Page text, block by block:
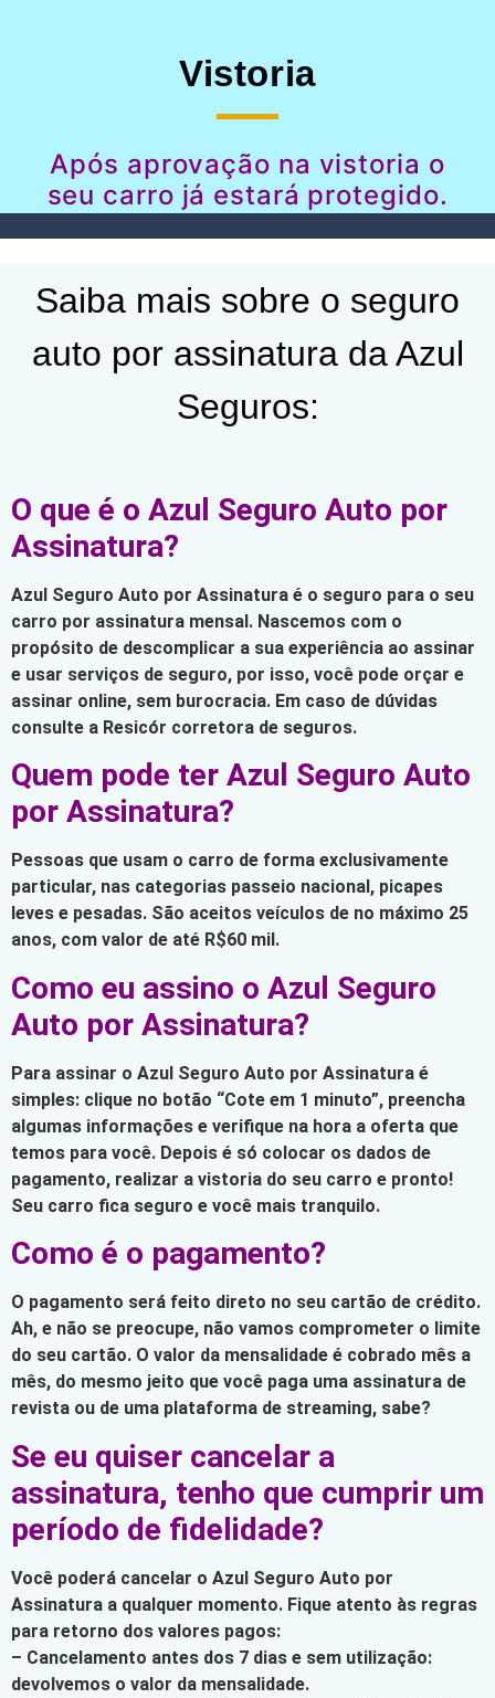
Vistoria
Após aprovação na vistoria o
seu carro já estará protegido.
Saiba mais sobre o seguro
auto por assinatura da Azul
Seguros:
O que é o Azul Seguro Auto por
Assinatura?
Azul Seguro Auto por Assinatura é o seguro para o seu
carro por assinatura mensal. Nascemos com o
propósito de descomplicar a sua experiência ao assinar
e usar serviços de seguro, por isso, você pode orçar e
assinar online, sem burocracia. Em caso de dúvidas
consulte a Resicór corretora de seguros.
Quem pode ter Azul Seguro Auto
por Assinatura?
Pessoas que usam o carro de forma exclusivamente
particular, nas categorias passeio nacional, picapes
leves e pesadas. São aceitos veículos de no máximo 25
anos, com valor de até R$60 mil.
Como eu assino o Azul Seguro
Auto por Assinatura?
Para assinar o Azul Seguro Auto por Assinatura é
simples: clique no botão “Cote em 1 minuto”, preencha
algumas informações e verifique na hora a oferta que
temos para você. Depois é só colocar os dados de
pagamento, realizar a vistoria do seu carro e pronto!
Seu carro fica seguro e você mais tranquilo.
Como é o pagamento?
O pagamento será feito direto no seu cartão de crédito.
Ah, e não se preocupe, não vamos comprometer o limite
do seu cartão. O valor da mensalidade é cobrado mês a
mês, do mesmo jeito que você paga uma assinatura de
revista ou de uma plataforma de streaming, sabe?
Se eu quiser cancelar a
assinatura, tenho que cumprir um
período de fidelidade?
Você poderá cancelar o Azul Seguro Auto por
Assinatura a qualquer momento. Fique atento às regras
para retorno dos valores pagos:
– Cancelamento antes dos 7 dias e sem utilização:
devolvemos o valor da mensalidade.